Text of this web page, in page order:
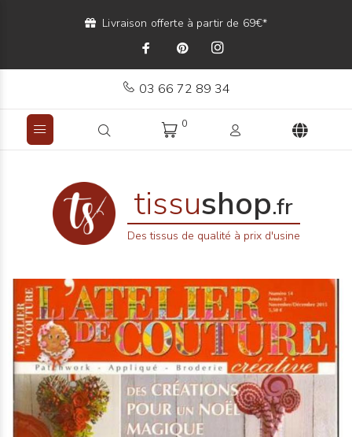
Livraison offerte à partir de 69€*
03 66 72 89 34
0
tissushop.fr
Des tissus de qualité à prix d'usine